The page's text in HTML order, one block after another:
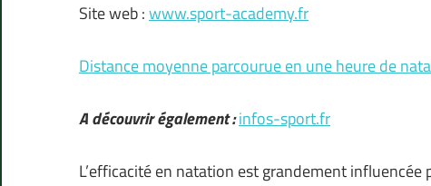
Site web :www.sport-academy.fr
Distance moyenne parcourue en une heure de
A découvrir également :infos-sport.fr
L’efficacité en natation est grandement